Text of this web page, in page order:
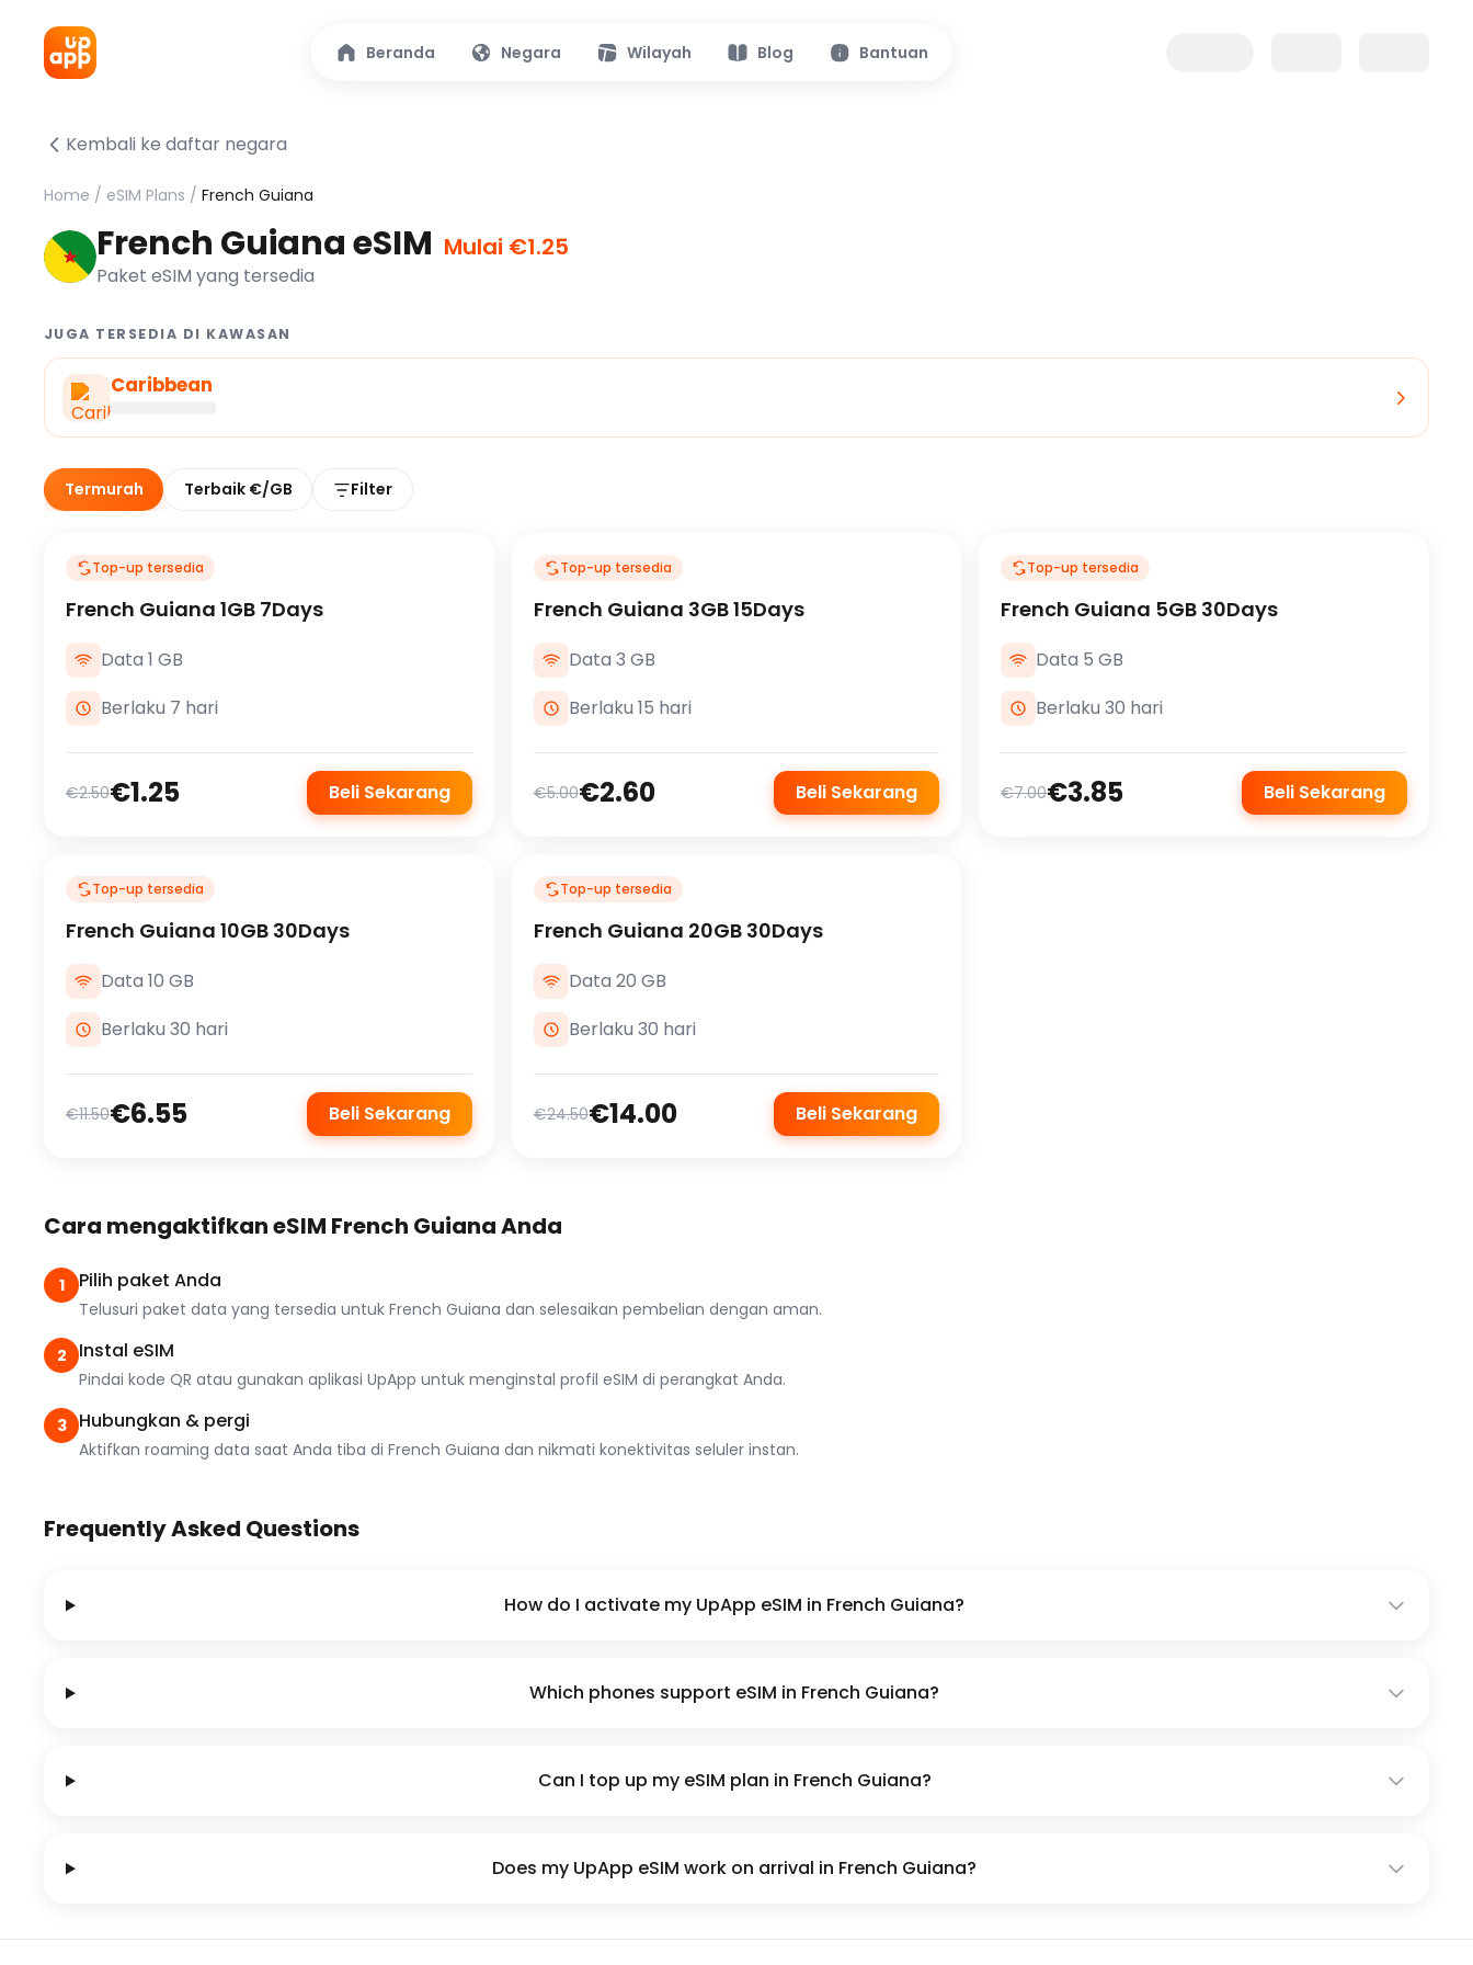
Beranda Negara Wilayah Blog Bantuan
Kembali ke daftar negara
Home / eSIM Plans / French Guiana
French Guiana eSIM Mulai €1.25
Paket eSIM yang tersedia
JUGA TERSEDIA DI KAWASAN
Caribbean
Termurah Terbaik €/GB Filter
Top-up tersedia
French Guiana 1GB 7Days
Data 1 GB
Berlaku 7 hari
€2.50€1.25 Beli Sekarang
Top-up tersedia
French Guiana 3GB 15Days
Data 3 GB
Berlaku 15 hari
€5.00€2.60 Beli Sekarang
Top-up tersedia
French Guiana 5GB 30Days
Data 5 GB
Berlaku 30 hari
€7.00€3.85 Beli Sekarang
Top-up tersedia
French Guiana 10GB 30Days
Data 10 GB
Berlaku 30 hari
€11.50€6.55 Beli Sekarang
Top-up tersedia
French Guiana 20GB 30Days
Data 20 GB
Berlaku 30 hari
€24.50€14.00 Beli Sekarang
Cara mengaktifkan eSIM French Guiana Anda
1 Pilih paket Anda
Telusuri paket data yang tersedia untuk French Guiana dan selesaikan pembelian dengan aman.
2 Instal eSIM
Pindai kode QR atau gunakan aplikasi UpApp untuk menginstal profil eSIM di perangkat Anda.
3 Hubungkan & pergi
Aktifkan roaming data saat Anda tiba di French Guiana dan nikmati konektivitas seluler instan.
Frequently Asked Questions
How do I activate my UpApp eSIM in French Guiana?
Which phones support eSIM in French Guiana?
Can I top up my eSIM plan in French Guiana?
Does my UpApp eSIM work on arrival in French Guiana?